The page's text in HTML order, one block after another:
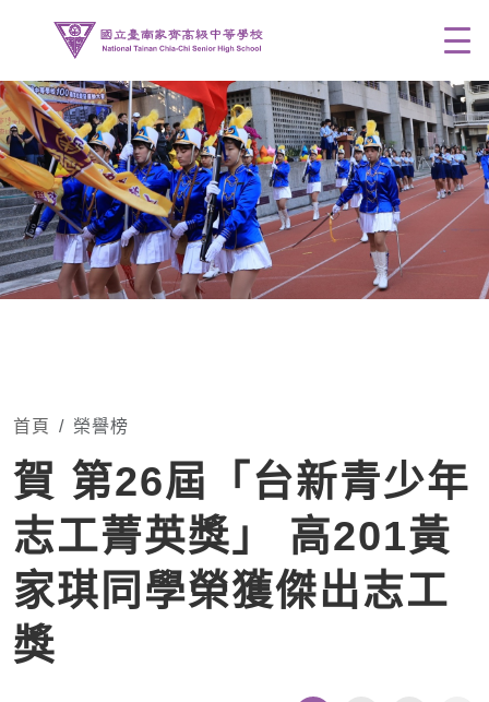
首頁 榮譽榜
賀 第26屆「台新青少年
志工菁英獎」 高201黃
家琪同學榮獲傑出志工
獎